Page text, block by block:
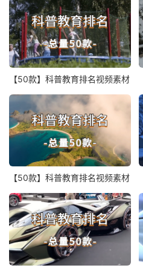
【50款】科普教育排名视频素材
【50款】科普教育排名视频素材